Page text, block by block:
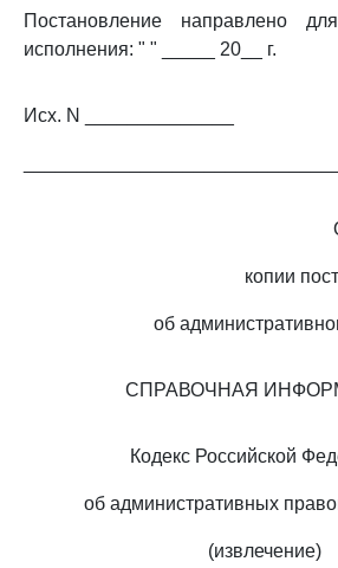
Постановление направлено
исполнения: " " _____ 20__ г.
Исх. N ______________
копии
об
СПРАВОЧНАЯ
Кодекс Российской
об административных
(извлечение)